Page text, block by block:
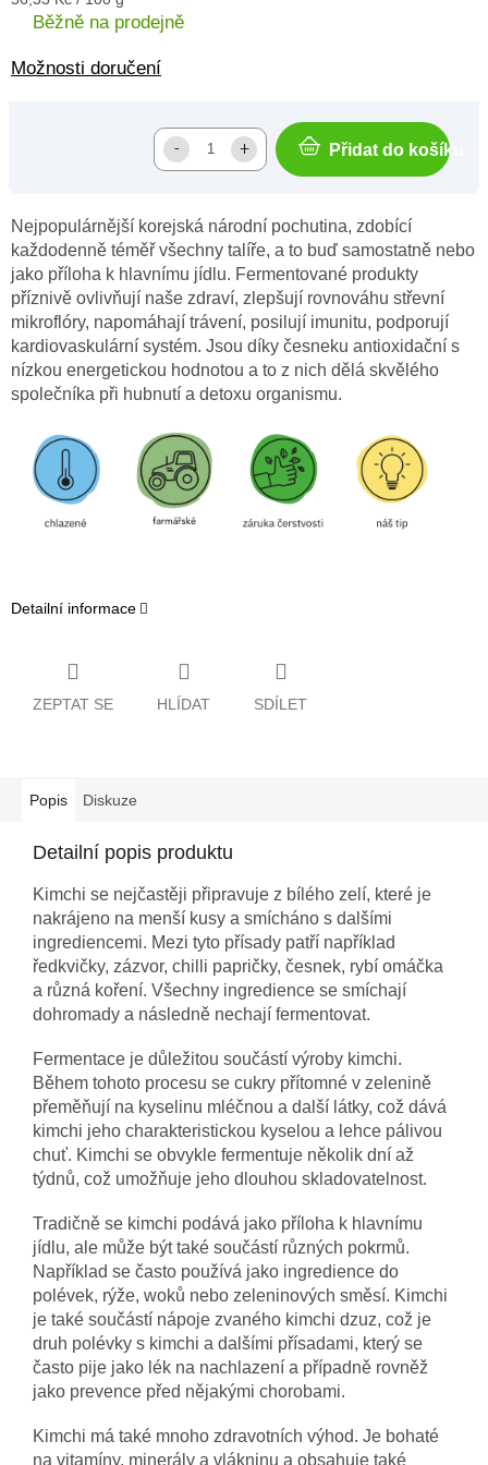
cena:Běžně na prodejně
Možnosti doručení
Přidat do košíku
Nejpopulárnější korejská národní pochutina, zdobící
každodenně téměř všechny talíře, a to buď samostatně nebo
jako příloha k hlavnímu jídlu. Fermentované produkty
příznivě ovlivňují naše zdraví, zlepšují rovnováhu střevní
mikroflóry, napomáhají trávení, posilují imunitu, podporují
kardiovaskulární systém. Jsou díky česneku antioxidační s
nízkou energetickou hodnotou a to z nich dělá skvělého
společníka při hubnutí a detoxu organismu.
Detailní informace
ZEPTAT SE HLÍDAT SDÍLET
Popis Diskuze
Detailní popis produktu
Kimchi se nejčastěji připravuje z bílého zelí, které je
nakrájeno na menší kusy a smícháno s dalšími
ingrediencemi. Mezi tyto přísady patří například
ředkvičky, zázvor, chilli papričky, česnek, rybí omáčka
a různá koření. Všechny ingredience se smíchají
dohromady a následně nechají fermentovat.
Fermentace je důležitou součástí výroby kimchi.
Během tohoto procesu se cukry přítomné v zelenině
přeměňují na kyselinu mléčnou a další látky, což dává
kimchi jeho charakteristickou kyselou a lehce pálivou
chuť. Kimchi se obvykle fermentuje několik dní až
týdnů, což umožňuje jeho dlouhou skladovatelnost.
Tradičně se kimchi podává jako příloha k hlavnímu
jídlu, ale může být také součástí různých pokrmů.
Například se často používá jako ingredience do
polévek, rýže, woků nebo zeleninových směsí. Kimchi
je také součástí nápoje zvaného kimchi dzuz, což je
druh polévky s kimchi a dalšími přísadami, který se
často pije jako lék na nachlazení a případně rovněž
jako prevence před nějakými chorobami.
Kimchi má také mnoho zdravotních výhod. Je bohaté
na vitamíny, minerály a vlákninu a obsahuje také